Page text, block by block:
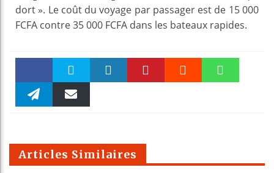
dort ». Le coût du voyage par passager est de 15 000
FCFA contre 35 000 FCFA dans les bateaux rapides.
Faceboo Twitter
m
Articles Similaires